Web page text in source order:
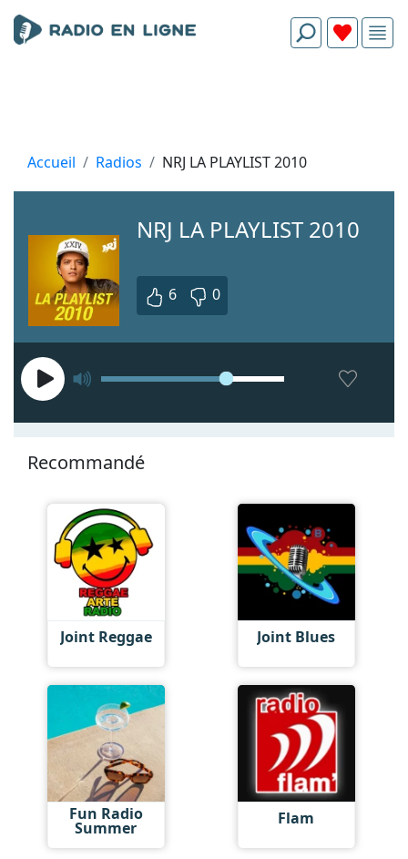
Accueil Radios NRJ LA PLAYLIST 2010
NRJ LA PLAYLIST 2010
6 0
Recommandé
Joint Reggae Joint Blues
Fun Radio
Summer Flam